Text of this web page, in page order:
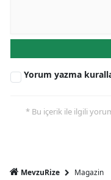
Yorum yazma
* Bu içerik ile ilgili
MevzuRize Magazin